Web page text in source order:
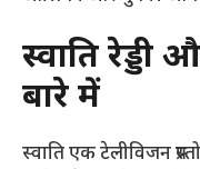
स्वाति रेड्डी
बारे में
स्वाति एक टेलीविजन